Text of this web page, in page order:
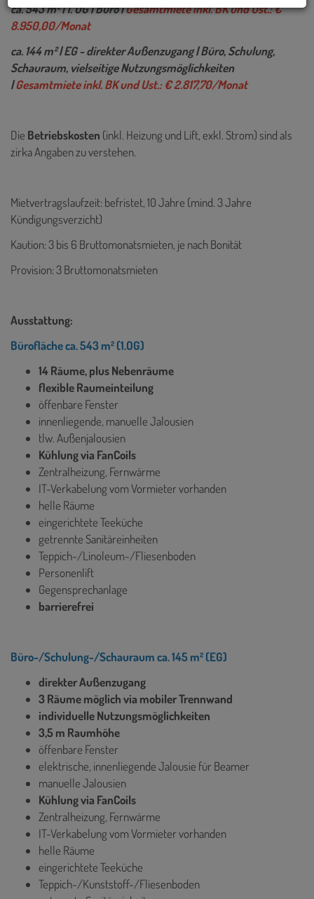
ca. 543 m² | 1. OG | Büro |Gesamtmiete inkl. BK und Ust.: €
8.950,00/Monat
ca. 144 m² | EG - direkter Außenzugang | Büro, Schulung,
Schauraum, vielseitige Nutzungsmöglichkeiten
|Gesamtmiete inkl. BK und Ust.: € 2.817,70/Monat
Die Betriebskosten (inkl. Heizung und Lift, exkl. Strom) sind als
zirka Angaben zu verstehen.
Mietvertragslaufzeit: befristet, 10 Jahre (mind. 3 Jahre
Kündigungsverzicht)
Kaution: 3 bis 6 Bruttomonatsmieten, je nach Bonität
Provision: 3 Bruttomonatsmieten
Ausstattung:
Bürofläche ca. 543 m² (1.OG)
14 Räume, plus Nebenräume
flexible Raumeinteilung
öffenbare Fenster
innenliegende, manuelle Jalousien
tlw. Außenjalousien
Kühlung via FanCoils
Zentralheizung, Fernwärme
IT-Verkabelung vom Vormieter vorhanden
helle Räume
eingerichtete Teeküche
getrennte Sanitäreinheiten
Teppich-/Linoleum-/Fliesenboden
Personenlift
Gegensprechanlage
barrierefrei
Büro-/Schulung-/Schauraum ca. 145 m² (EG)
direkter Außenzugang
3 Räume möglich via mobiler Trennwand
individuelle Nutzungsmöglichkeiten
3,5 m Raumhöhe
öffenbare Fenster
elektrische, innenliegende Jalousie für Beamer
manuelle Jalousien
Kühlung via FanCoils
Zentralheizung, Fernwärme
IT-Verkabelung vom Vormieter vorhanden
helle Räume
eingerichtete Teeküche
Teppich-/Kunststoff-/Fliesenboden